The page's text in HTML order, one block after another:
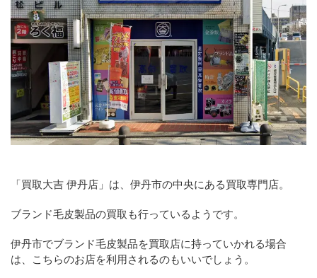
「買取大吉 伊丹店」は、伊丹市の中央にある買取専門店。
ブランド毛皮製品の買取も行っているようです。
伊丹市でブランド毛皮製品を買取店に持っていかれる場合
は、こちらのお店を利用されるのもいいでしょう。